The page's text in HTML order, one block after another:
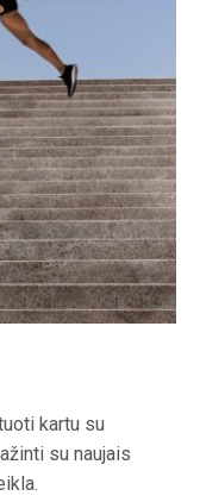
kartu su
su naujais